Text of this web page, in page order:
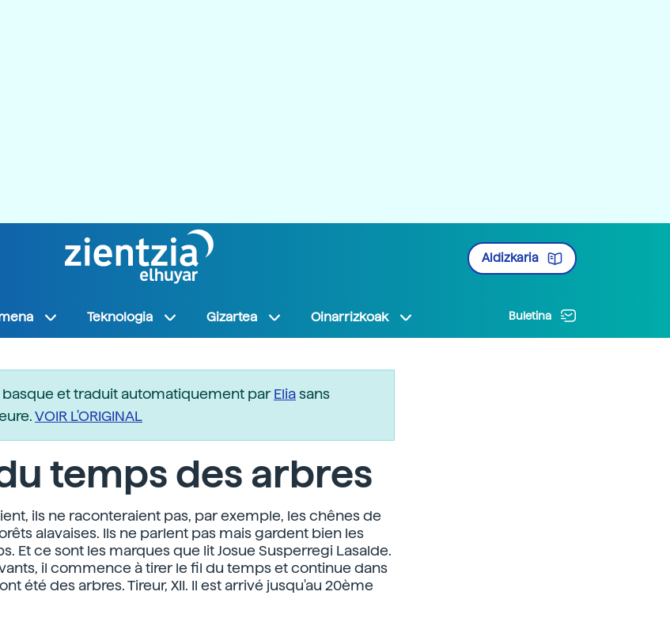
Aldizkaria
Teknologia Gizartea Oinarrizkoak Buletina
basque et traduit automatiquement parEliasans
VOIR L'ORIGINAL
temps des arbres
ils ne raconteraient pas, par exemple, les chênes de
alavaises. Ils ne parlent pas mais gardent bien les
Et ce sont les marques que lit Josue Susperregi Lasalde.
il commence à tirer le fil du temps et continue dans
été des arbres. Tireur, XII. Il est arrivé jusqu'au 20ème